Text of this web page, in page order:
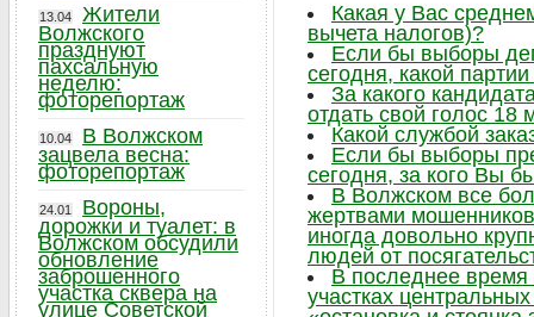
Какая у Вас
вычета налогов)?
Если бы выборы
сегодня, какой
За какого
отдать свой голос 18
Какой службой
Если бы выборы
сегодня, за кого Вы
В Волжском все
жертвами
иногда довольно
людей от
В последнее время
участках
13.04
Жители
Волжского
празднуют
пахсальную
неделю:
фоторепортаж
10.04
В Волжском
зацвела весна:
фоторепортаж
24.01
Вороны,
дорожки и туалет: в
Волжском обсудили
обновление
заброшенного
участка сквера на
улице Советской